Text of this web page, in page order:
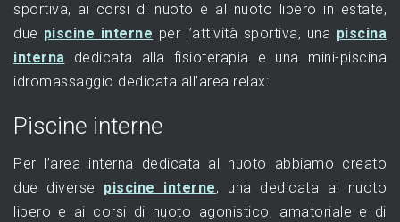
sportiva, ai corsi di nuoto e al nuoto libero in estate,
due piscine interne per l’attività sportiva, una piscina
interna dedicata alla fisioterapia e una mini-piscina
idromassaggio dedicata all’area relax:
Piscine interne
Per l’area interna dedicata al nuoto abbiamo creato
due diverse piscine interne, una dedicata al nuoto
libero e ai corsi di nuoto agonistico, amatoriale e di